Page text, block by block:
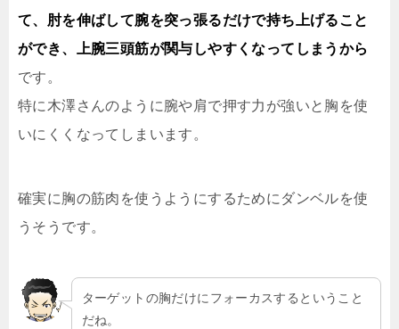
て、肘を伸ばして腕を突っ張るだけで持ち上げること
ができ、上腕三頭筋が関与しやすくなってしまうから
です。
特に木澤さんのように腕や肩で押す力が強いと胸を使
いにくくなってしまいます。
確実に胸の筋肉を使うようにするためにダンベルを使
うそうです。
ターゲットの胸だけにフォーカスするということ
だね。